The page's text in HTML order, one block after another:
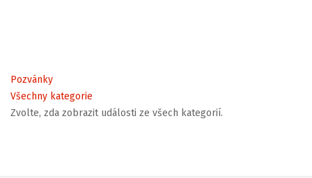
Pozvánky
Všechny kategorie
Zvolte, zda zobrazit události ze všech kategorií.